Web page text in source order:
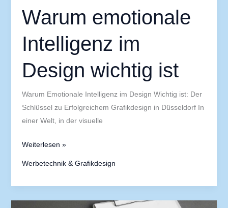
Warum emotionale
Intelligenz im
Design wichtig ist
Warum Emotionale Intelligenz im Design Wichtig ist: Der
Schlüssel zu Erfolgreichem Grafikdesign in Düsseldorf In
einer Welt, in der visuelle
Weiterlesen »
Werbetechnik & Grafikdesign